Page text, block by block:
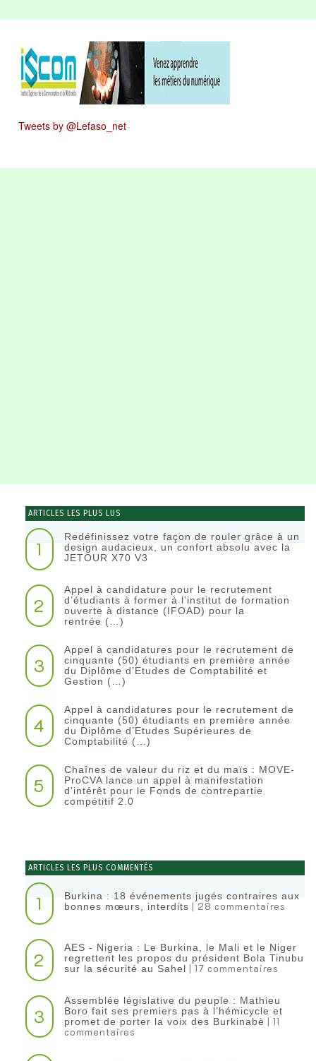
Tweets by @Lefaso_net
ARTICLES LES PLUS LUS
1
Redéfinissez votre façon de rouler grâce à un
design audacieux, un confort absolu avec la
JETOUR X70 V3
2
Appel à candidature pour le recrutement
d’étudiants à former à l’institut de formation
ouverte à distance (IFOAD) pour la
rentrée (…)
3
Appel à candidatures pour le recrutement de
cinquante (50) étudiants en première année
du Diplôme d’Etudes de Comptabilité et
Gestion (…)
4
Appel à candidatures pour le recrutement de
cinquante (50) étudiants en première année
du Diplôme d’Etudes Supérieures de
Comptabilité (…)
5
Chaînes de valeur du riz et du maïs : MOVE-
ProCVA lance un appel à manifestation
d’intérêt pour le Fonds de contrepartie
compétitif 2.0
ARTICLES LES PLUS COMMENTÉS
1
Burkina : 18 événements jugés contraires aux
bonnes mœurs, interdits | 28 commentaires
2
AES - Nigeria : Le Burkina, le Mali et le Niger
regrettent les propos du président Bola Tinubu
sur la sécurité au Sahel | 17 commentaires
3
Assemblée législative du peuple : Mathieu
Boro fait ses premiers pas à l’hémicycle et
promet de porter la voix des Burkinabè | 11
commentaires